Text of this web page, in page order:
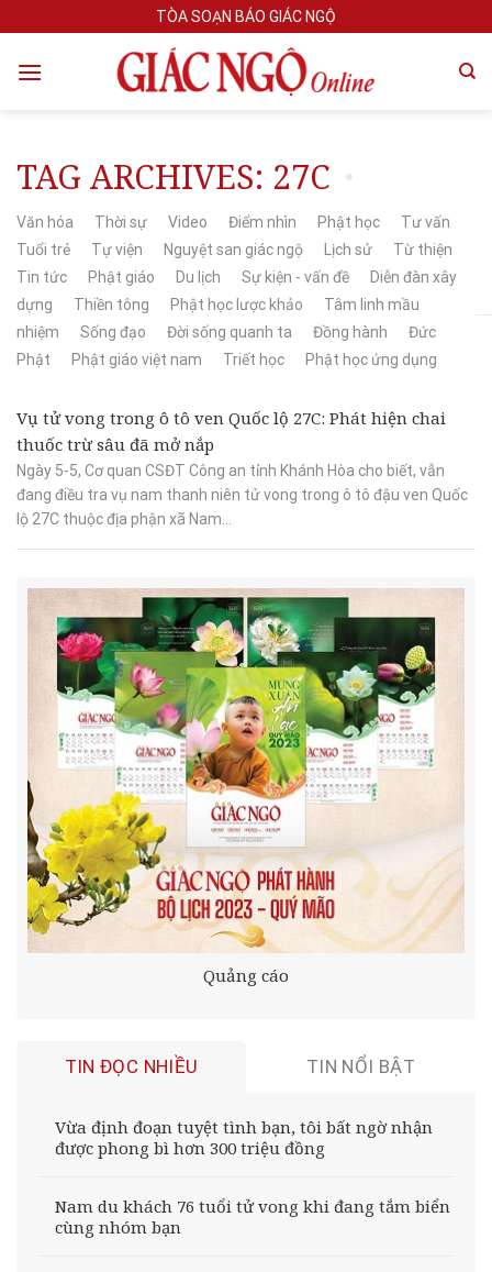
to
content
TÒA SOẠN BÁO GIÁC NGỘ
TAG ARCHIVES: 27C
Văn hóa Thời sự Video Điểm nhìn Phật học
Tư vấn
Tuổi trẻ
Tự viện Nguyệt san giác ngộ Lịch sử
Từ thiện
Tin tức
Phật giáo Du lịch Sự kiện - vấn đề
Diễn đàn xây
dựng
Thiền tông Phật học lược khảo
Tâm linh mầu
nhiệm
Sống đạo Đời sống quanh ta Đồng hành
Đức
Phật
Phật giáo việt nam Triết học Phật học ứng dụng
Vụ tử vong trong ô tô ven Quốc lộ 27C: Phát hiện chai
thuốc trừ sâu đã mở nắp
Ngày 5-5, Cơ quan CSĐT Công an tỉnh Khánh Hòa cho biết, vẫn
đang điều tra vụ nam thanh niên tử vong trong ô tô đậu ven Quốc
lộ 27C thuộc địa phận xã Nam...
Quảng cáo
TIN ĐỌC NHIỀU TIN NỔI BẬT
Vừa định đoạn tuyệt tình bạn, tôi bất ngờ nhận
được phong bì hơn 300 triệu đồng
Nam du khách 76 tuổi tử vong khi đang tắm biển
cùng nhóm bạn